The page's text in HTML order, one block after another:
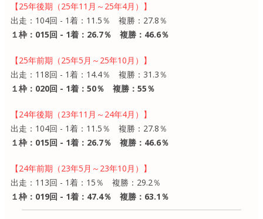
【25年後期（25年11月～25年4月）】
出走：104回 - 1着：11.5％ 複勝：27.8％
１枠：015回 - 1着：26.7％ 複勝：46.6％
【25年前期（25年5月～25年10月）】
出走：118回 - 1着：14.4％ 複勝：31.3％
１枠：020回 - 1着：50％ 複勝：55％
【24年後期（23年11月～24年4月）】
出走：104回 - 1着：11.5％ 複勝：27.8％
１枠：015回 - 1着：26.7％ 複勝：46.6％
【24年前期（23年5月～23年10月）】
出走：113回 - 1着：15％ 複勝：29.2％
１枠：019回 - 1着：47.4％ 複勝：63.1％